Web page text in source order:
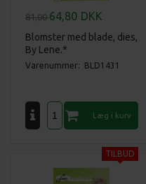
81,0064,80 DKK
Blomster med blade, dies,
By Lene.*
Varenummer: BLD1431